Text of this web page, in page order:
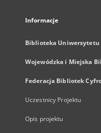
Informacje
Biblioteka Uniwersytetu
Wojewódzka i Miejska
Federacja Bibliotek
Uczestnicy Projektu
Opis projektu